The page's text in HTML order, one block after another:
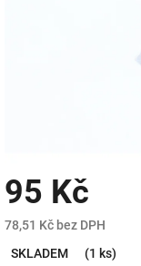
95 Kč
78,51 Kč bez DPH
cena:
SKLADEM (1 ks)